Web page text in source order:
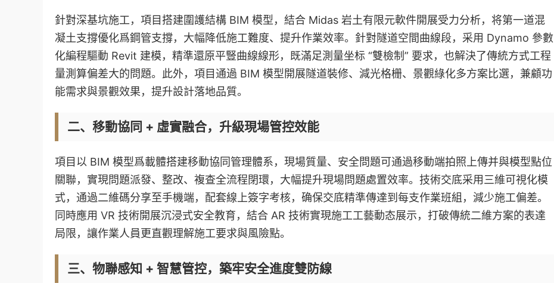
針對深基坑施工，項目搭建圍護結構 BIM 模型，結合 Midas 岩土有限元軟件開展受力分析，将第一道混
凝土支撐優化爲鋼管支撐，大幅降低施工難度、提升作業效率。針對隧道空間曲線段，采用 Dynamo 參數
化編程驅動 Revit 建模，精準還原平豎曲線線形，既滿足測量坐标 “雙檢制” 要求，也解決了傳統方式工程
量測算偏差大的問題。此外，項目通過 BIM 模型開展隧道裝修、減光格栅、景觀綠化多方案比選，兼顧功
能需求與景觀效果，提升設計落地品質。
二、移動協同 + 虛實融合，升級現場管控效能
項目以 BIM 模型爲載體搭建移動協同管理體系，現場質量、安全問題可通過移動端拍照上傳并與模型點位
關聯，實現問題派發、整改、複查全流程閉環，大幅提升現場問題處置效率。技術交底采用三維可視化模
式，通過二維碼分享至手機端，配套線上簽字考核，确保交底精準傳達到每支作業班組，減少施工偏差。
同時應用 VR 技術開展沉浸式安全教育，結合 AR 技術實現施工工藝動态展示，打破傳統二維方案的表達
局限，讓作業人員更直觀理解施工要求與風險點。
三、物聯感知 + 智慧管控，築牢安全進度雙防線